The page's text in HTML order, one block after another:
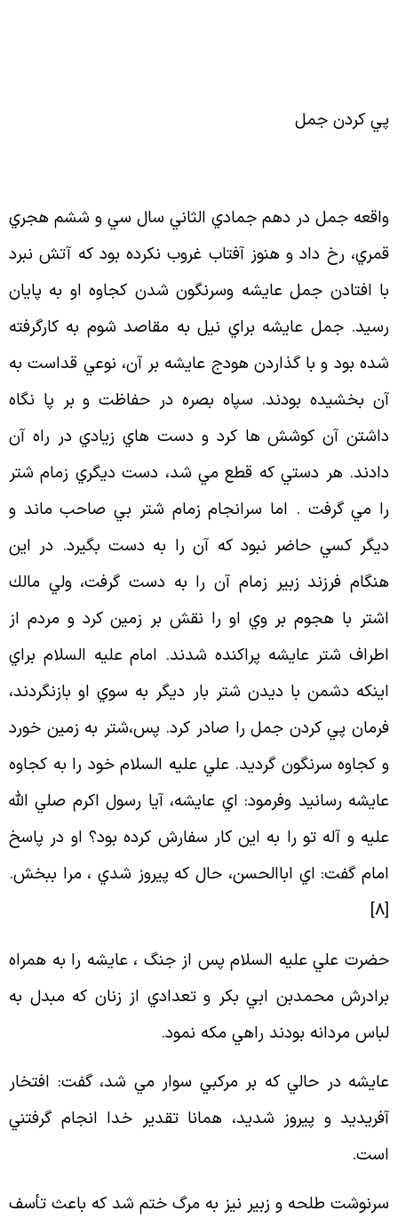
كردن جمل
جمل در دهم جمادي الثاني سال سي و ششم هجري
رخ داد و هنوز آفتاب غروب نكرده بود كه آتش نبرد
افتادن جمل عايشه وسرنگون شدن كجاوه او به پايان
جمل عايشه براي نيل به مقاصد شوم به كارگرفته
بود و با گذاردن هودج عايشه بر آن، نوعي قداست به
بخشيده بودند. سپاه بصره در حفاظت و بر پا نگاه
آن كوشش ها كرد و دست هاي زيادي در راه آن
هر دستي كه قطع مي شد، دست ديگري زمام شتر
مي گرفت . اما سرانجام زمام شتر بي صاحب ماند و
كسي حاضر نبود كه آن را به دست بگيرد. در اين
فرزند زبير زمام آن را به دست گرفت، ولي مالك
با هجوم بر وي او را نقش بر زمين كرد و مردم از
شتر عايشه پراكنده شدند. امام عليه السلام براي
دشمن با ديدن شتر بار ديگر به سوي او بازنگردند،
پي كردن جمل را صادر كرد. پس،شتر به زمين خورد
كجاوه سرنگون گرديد. علي عليه السلام خود را به كجاوه
رسانيد وفرمود: اي عايشه، آيا رسول اكرم صلي الله
و آله تو را به اين كار سفارش كرده بود؟ او در پاسخ
گفت: اي اباالحسن، حال كه پيروز شدي ، مرا ببخش.
]
علي عليه السلام پس از جنگ ، عايشه را به همراه
محمدبن ابي بكر و تعدادي از زنان كه مبدل به
مردانه بودند راهي مكه نمود.
در حالي كه بر مركبي سوار مي شد، گفت: افتخار
و پيروز شديد، همانا تقدير خدا انجام گرفتني
.
طلحه و زبير نيز به مرگ ختم شد كه باعث تأسف